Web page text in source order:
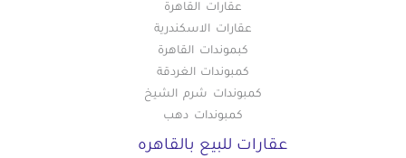
عقارات القاهرة
عقارات الاسكندرية
كبموندات القاهرة
كمبوندات الغردقة
كمبوندات شرم الشيخ
كمبوندات دهب
عقارات للبيع بالقاهره